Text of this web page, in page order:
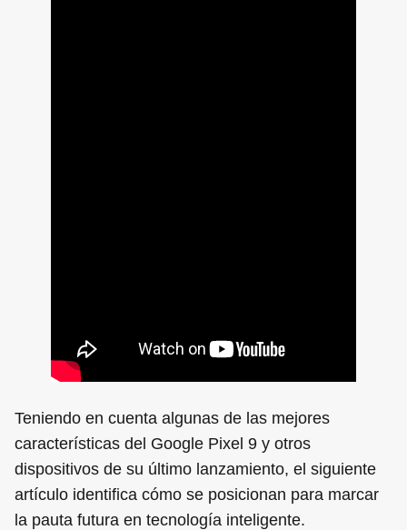
Teniendo en cuenta algunas de las mejores
características del Google Pixel 9 y otros
dispositivos de su último lanzamiento, el siguiente
artículo identifica cómo se posicionan para marcar
la pauta futura en tecnología inteligente.